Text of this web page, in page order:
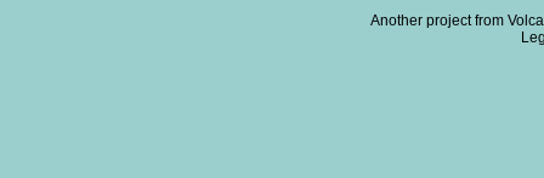
Another project from